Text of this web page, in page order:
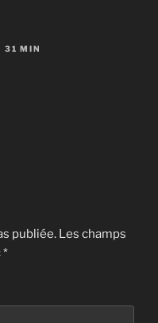
31 MIN
publiée. Les champs
*